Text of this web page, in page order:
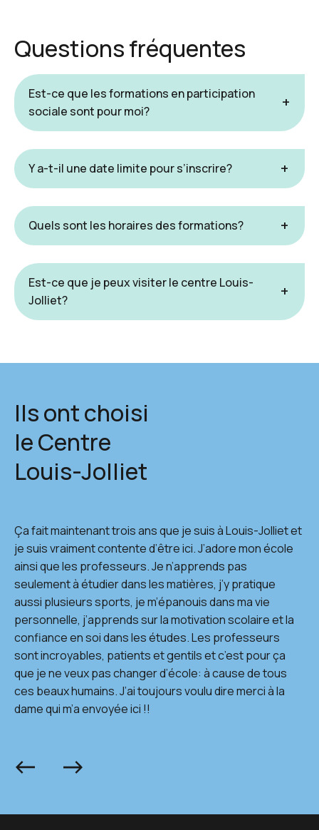
Questions fréquentes
Est-ce que les formations en participation
sociale sont pour moi?
Y a-t-il une date limite pour s’inscrire?
Quels sont les horaires des formations?
Est-ce que je peux visiter le centre Louis-
Jolliet?
Ils ont choisi
le Centre
Louis-Jolliet
Ça fait maintenant trois ans que je suis à Louis-Jolliet et
je suis vraiment contente d’être ici. J’adore mon école
ainsi que les professeurs. Je n’apprends pas
seulement à étudier dans les matières, j’y pratique
aussi plusieurs sports, je m’épanouis dans ma vie
personnelle, j’apprends sur la motivation scolaire et la
confiance en soi dans les études. Les professeurs
sont incroyables, patients et gentils et c’est pour ça
que je ne veux pas changer d’école: à cause de tous
ces beaux humains. J’ai toujours voulu dire merci à la
dame qui m’a envoyée ici !!
PrécédentSuivant